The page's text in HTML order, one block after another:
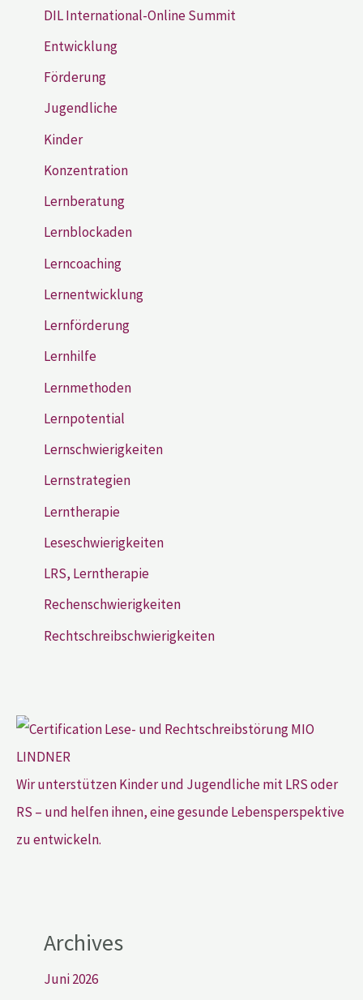
DIL International-Online Summit
Entwicklung
Förderung
Jugendliche
Kinder
Konzentration
Lernberatung
Lernblockaden
Lerncoaching
Lernentwicklung
Lernförderung
Lernhilfe
Lernmethoden
Lernpotential
Lernschwierigkeiten
Lernstrategien
Lerntherapie
Leseschwierigkeiten
LRS, Lerntherapie
Rechenschwierigkeiten
Rechtschreibschwierigkeiten
Wir unterstützen Kinder und Jugendliche mit LRS oder
RS – und helfen ihnen, eine gesunde Lebensperspektive
zu entwickeln.
Archives
Juni 2026